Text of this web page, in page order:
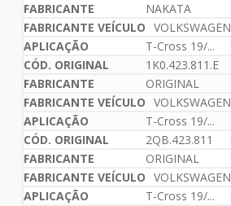
NAKATA
VOLKSWAGEN
T-Cross 19/...
1K0.423.811.E
ORIGINAL
VOLKSWAGEN
T-Cross 19/...
2QB.423.811
ORIGINAL
VOLKSWAGEN
T-Cross 19/...